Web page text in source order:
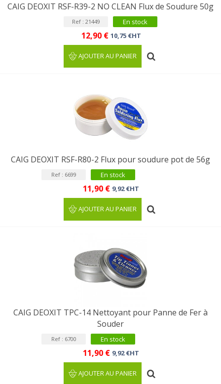
CAIG DEOXIT RSF-R39-2 NO CLEAN Flux de Soudure 50g
Ref : 21449 En stock
12,90 € 10,75 €HT
AJOUTER AU PANIER
CAIG DEOXIT RSF-R80-2 Flux pour soudure pot de 56g
Ref : 6699 En stock
11,90 € 9,92 €HT
AJOUTER AU PANIER
CAIG DEOXIT TPC-14 Nettoyant pour Panne de Fer à
Souder
Ref : 6700 En stock
11,90 € 9,92 €HT
AJOUTER AU PANIER